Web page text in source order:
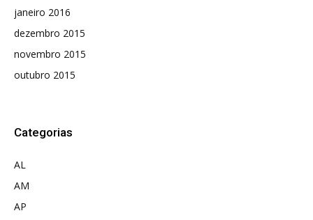
janeiro 2016
dezembro 2015
novembro 2015
outubro 2015
Categorias
AL
AM
AP